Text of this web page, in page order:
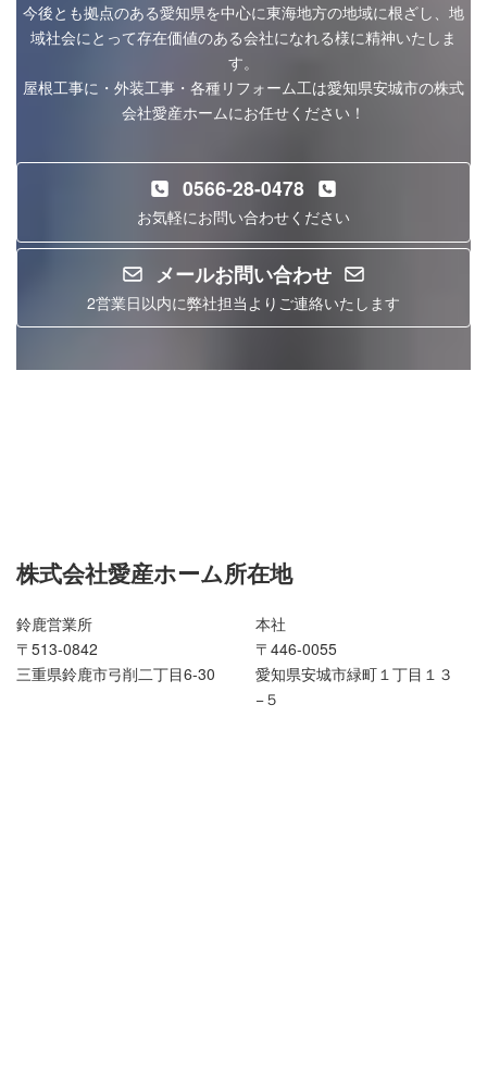
今後とも拠点のある愛知県を中心に東海地方の地域に根ざし、地
域社会にとって存在価値のある会社になれる様に精神いたしま
す。
屋根工事に・外装工事・各種リフォーム工は愛知県安城市の株式
会社愛産ホームにお任せください！
0566-28-0478
お気軽にお問い合わせください
メールお問い合わせ
2営業日以内に弊社担当よりご連絡いたします
株式会社愛産ホーム所在地
鈴鹿営業所
〒513-0842
三重県鈴鹿市弓削二丁目6-30
本社
〒446-0055
愛知県安城市緑町１丁目１３
−５